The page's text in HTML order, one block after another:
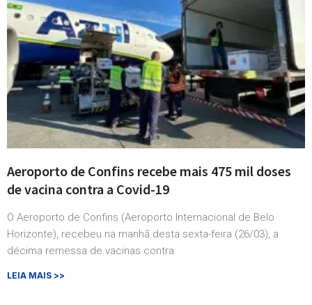
Aeroporto de Confins recebe mais 475 mil doses
de vacina contra a Covid-19
O Aeroporto de Confins (Aeroporto Internacional de Belo
Horizonte), recebeu na manhã desta sexta-feira (26/03), a
décima remessa de vacinas contra
LEIA MAIS >>